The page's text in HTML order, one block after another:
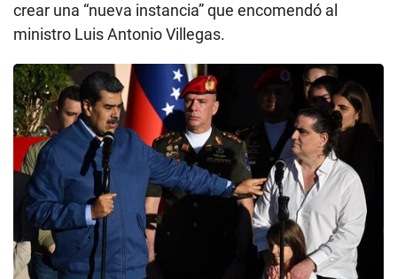
crear una “nueva instancia” que encomendó al
ministro Luis Antonio Villegas.